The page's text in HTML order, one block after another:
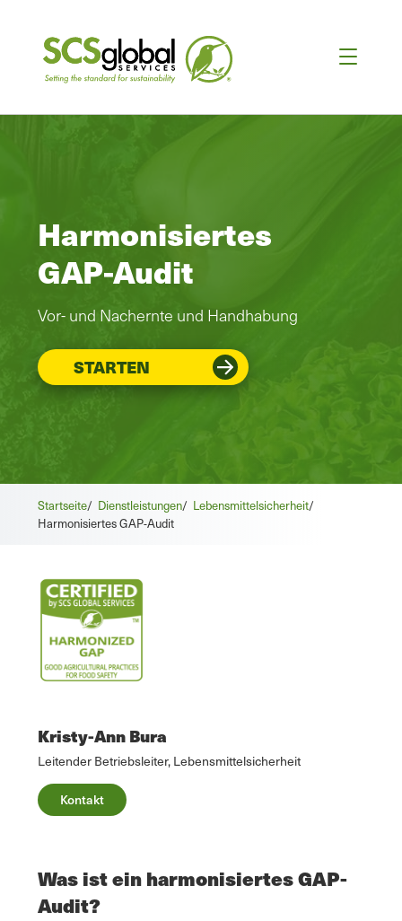
Harmonisiertes
GAP-Audit
Vor- und Nachernte und Handhabung
STARTEN
Startseite/ Dienstleistungen/ Lebensmittelsicherheit/
Harmonisiertes GAP-Audit
Kristy-Ann Bura
Leitender Betriebsleiter, Lebensmittelsicherheit
Kontakt
Was ist ein harmonisiertes GAP-
Audit?